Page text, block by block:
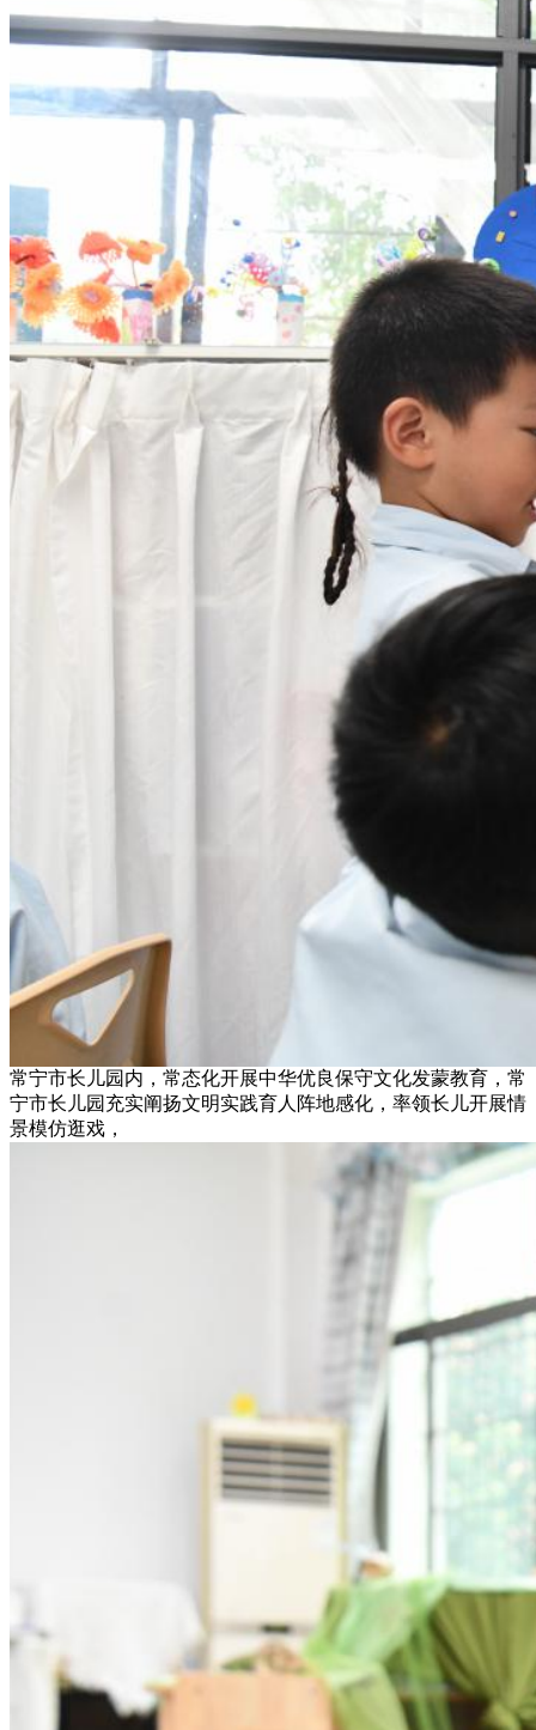
常宁市长儿园内，常态化开展中华优良保守文化发蒙教育，常
宁市长儿园充实阐扬文明实践育人阵地感化，率领长儿开展情
景模仿逛戏，